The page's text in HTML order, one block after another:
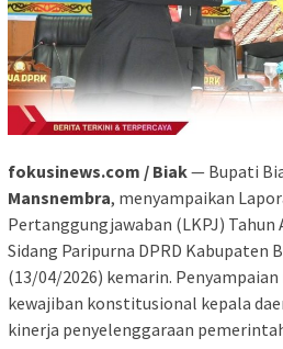
fokusinews.com / Biak— Bupati
Mansnembra, menyampaikan
Pertanggungjawaban (LKPJ) Tahun
Sidang Paripurna DPRD Kabupaten
(13/04/2026) kemarin.
kewajiban konstitusional kepala
kinerja penyelenggaraan